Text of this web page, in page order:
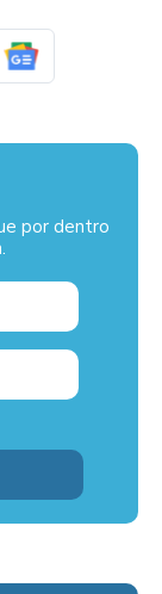
por dentro